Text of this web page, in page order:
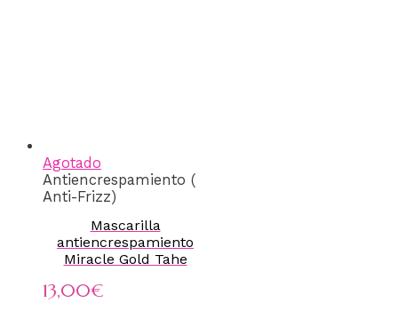
Agotado
Antiencrespamiento (
Anti-Frizz)
Mascarilla
antiencrespamiento
Miracle Gold Tahe
13,00€